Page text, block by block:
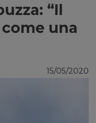
“Il
una
15/05/2020